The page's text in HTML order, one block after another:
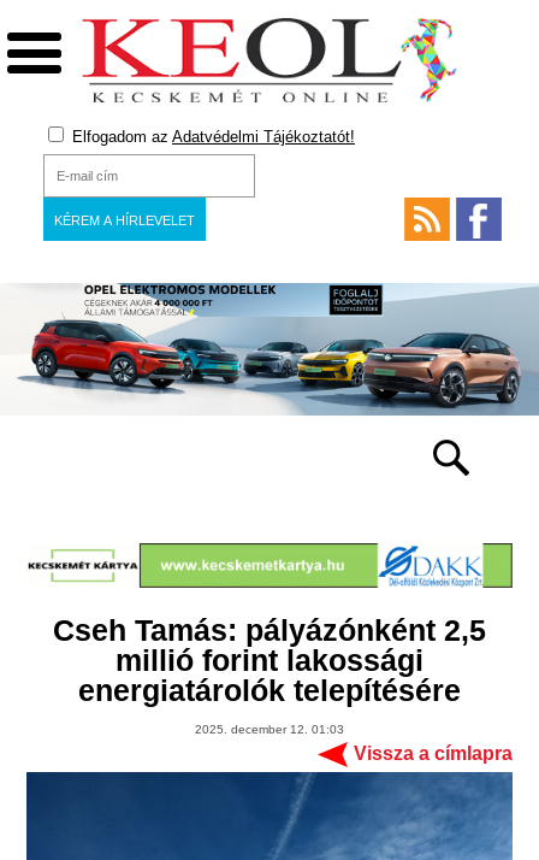
Elfogadom az Adatvédelmi Tájékoztatót!
Cseh Tamás: pályázónként 2,5
millió forint lakossági
energiatárolók telepítésére
2025. december 12. 01:03
Vissza a címlapra